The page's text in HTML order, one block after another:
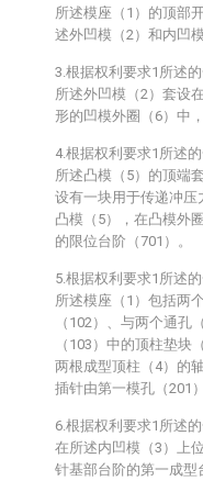
所述模座（1）的顶部
述外凹模（2）和内凹
3.根据权利要求1所述
所述外凹模（2）套设
形的凹模外圈（6）中
4.根据权利要求1所述
所述凸模（5）的顶端
设有一块用于传递冲
凸模（5），在凸模外
的限位台阶（701）。
5.根据权利要求1所述
所述模座（1）包括两
（102）、与两个通
（103）中的顶柱垫
两根成型顶柱（4）的
插针由第一模孔（201
6.根据权利要求1所述
在所述内凹模（3）上
针基部台阶的第一成型